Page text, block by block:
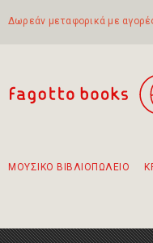
Δωρεάν μεταφορικά με
ΜΟΥΣΙΚΟ ΒΙΒΛΙΟΠΩΛΕΙΟ